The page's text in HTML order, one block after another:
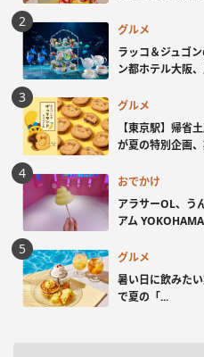
グルメ
ラッコ＆ジュゴ
ン都ホテル大阪
グルメ
【東京駅】帰
が夏の特別企画
おでかけ
アラサーOL、う
アム
グルメ
暑い日に飲みた
で夏の「...